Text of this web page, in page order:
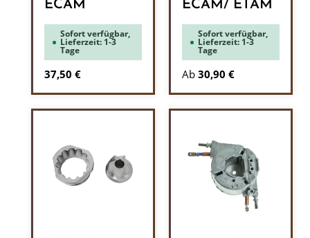
ECAM
Sofort verfügbar,
Lieferzeit: 1-3
Tage
Regulärer Preis:
37,50 €
ECAM/ ETAM
Sofort verfügbar,
Lieferzeit: 1-3
Tage
Ab 30,90 €